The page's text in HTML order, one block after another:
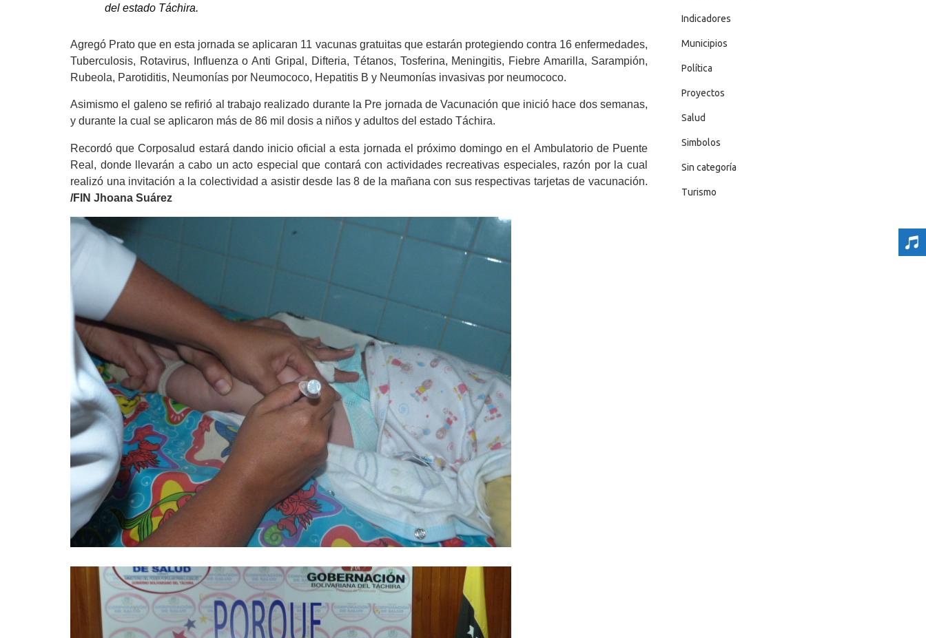
del estado Táchira.
Agregó Prato que en esta jornada se aplicaran 11 vacunas gratuitas que estarán protegiendo contra 16 enfermedades,
Tuberculosis, Rotavirus, Influenza o Anti Gripal, Difteria, Tétanos, Tosferina, Meningitis, Fiebre Amarilla, Sarampión,
Rubeola, Parotiditis, Neumonías por Neumococo, Hepatitis B y Neumonías invasivas por neumococo.
Asimismo el galeno se refirió al trabajo realizado durante la Pre jornada de Vacunación que inició hace dos semanas,
y durante la cual se aplicaron más de 86 mil dosis a niños y adultos del estado Táchira.
Recordó que Corposalud estará dando inicio oficial a esta jornada el próximo domingo en el Ambulatorio de Puente
Real, donde llevarán a cabo un acto especial que contará con actividades recreativas especiales, razón por la cual
realizó una invitación a la colectividad a asistir desde las 8 de la mañana con sus respectivas tarjetas de vacunación.
/FIN Jhoana Suárez
Indicadores
Municipios
Política
Proyectos
Salud
Simbolos
Sin categoría
Turismo